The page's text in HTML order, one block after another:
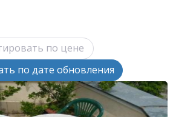
по цене
по дате обновления